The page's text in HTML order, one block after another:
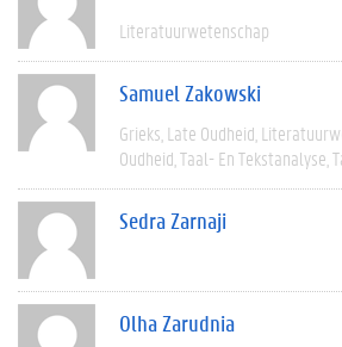
Literatuurwetenschap
Samuel Zakowski
Grieks Late Oudheid
Oudheid Taal- En Tekstanalyse
Sedra Zarnaji
Olha Zarudnia